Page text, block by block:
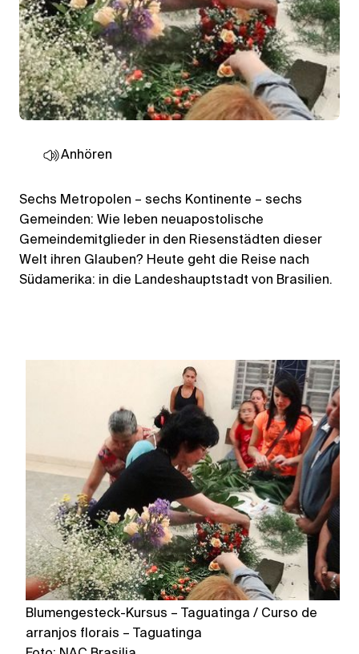
Anhören
Sechs Metropolen – sechs Kontinente – sechs
Gemeinden: Wie leben neuapostolische
Gemeindemitglieder in den Riesenstädten dieser
Welt ihren Glauben? Heute geht die Reise nach
Südamerika: in die Landeshauptstadt von Brasilien.
Blumengesteck-Kursus – Taguatinga / Curso de
arranjos florais – Taguatinga